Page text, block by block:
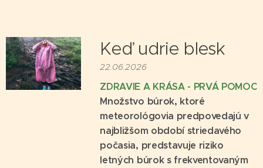
Keď udrie blesk
22.06.2026
ZDRAVIE A KRÁSA - PRVÁ POMOC
Množstvo búrok, ktoré
meteorológovia predpovedajú v
najbližšom období striedavého
počasia, predstavuje riziko
letných búrok s frekventovaným